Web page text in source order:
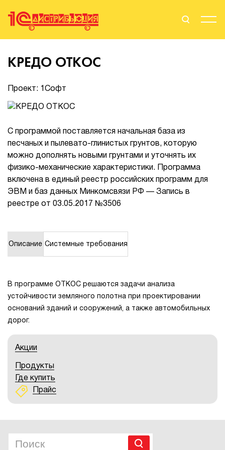
Поиск
О нас
1Cофт
КРЕДО ОТКОС
Проект: 1Софт
С программой поставляется начальная база из
песчаных и пылевато-глинистых грунтов, которую
можно дополнять новыми грунтами и уточнять их
физико-механические характеристики. Программа
включена в единый реестр российских программ для
ЭВМ и баз данных Минкомсвязи РФ — Запись в
реестре от 03.05.2017 №3506
Описание Системные требования
В программе ОТКОС решаются задачи анализа
устойчивости земляного полотна при проектировании
оснований зданий и сооружений, а также автомобильных
дорог.
Акции
Продукты
Где купить
Прайс